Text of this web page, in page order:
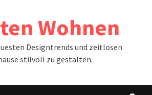
Wohnen
Designtrends und zeitlosen
stilvoll zu gestalten.